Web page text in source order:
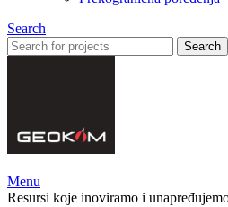
Search
Search
Menu
Resursi koje inoviramo i